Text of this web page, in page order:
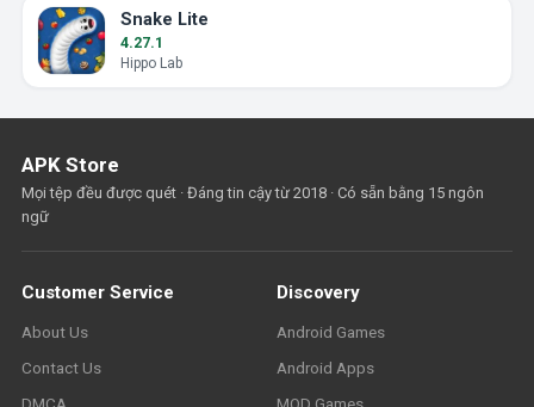
Snake Lite
4.27.1
Hippo Lab
APK Store
Mọi tệp đều được quét · Đáng tin cậy từ 2018 · Có sẵn bằng 15 ngôn
ngữ
Customer Service
About Us
Contact Us
Discovery
Android Games
Android Apps